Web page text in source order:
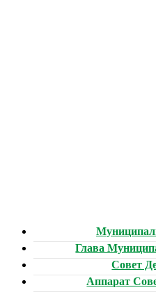
Глава
Совет
Аппарат